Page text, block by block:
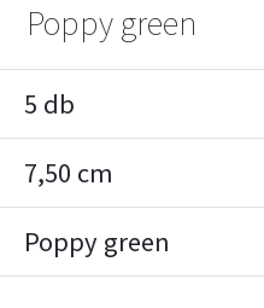
Poppy green
5 db
7,50 cm
Poppy green